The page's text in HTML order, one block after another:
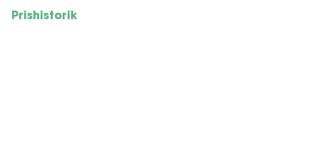
Prishistorik